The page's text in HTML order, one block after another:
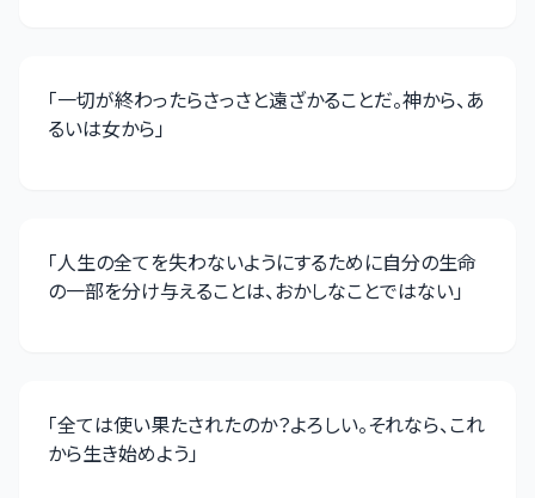
「一切が終わったらさっさと遠ざかることだ。神から、あ
るいは女から」
「人生の全てを失わないようにするために自分の生命
の一部を分け与えることは、おかしなことではない」
「全ては使い果たされたのか？よろしい。それなら、これ
から生き始めよう」